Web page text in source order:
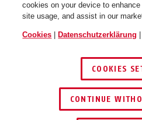
RECHTLICHES
© 2026
Canada
cookies on your device to
site usage, and assist in our
Cookies Datenschutzerklärung
COOKIES
CONTINUE